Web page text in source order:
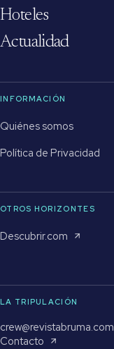
Hoteles
Actualidad
INFORMACIÓN
Quiénes somos
Política de Privacidad
OTROS HORIZONTES
Descubrir.com
LA TRIPULACIÓN
crew@revistabruma.com
Contacto